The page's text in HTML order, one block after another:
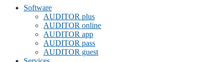
Software
AUDITOR plus
AUDITOR online
AUDITOR app
AUDITOR pass
AUDITOR guest